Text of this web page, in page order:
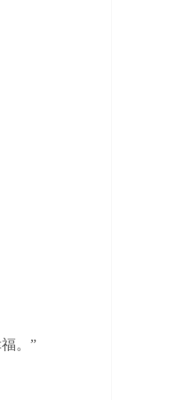
。”